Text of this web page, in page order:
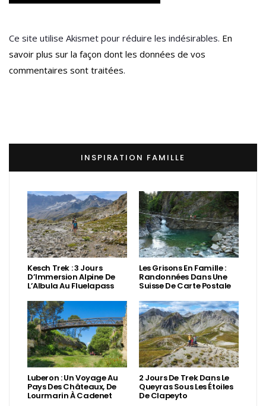
Ce site utilise Akismet pour réduire les indésirables. En
savoir plus sur la façon dont les données de vos
commentaires sont traitées.
INSPIRATION FAMILLE
Kesch Trek : 3 Jours
D’Immersion Alpine De
L’Albula Au Fluelapass
Les Grisons En Famille :
Randonnées Dans Une
Suisse De Carte Postale
Luberon : Un Voyage Au
Pays Des Châteaux, De
Lourmarin À Cadenet
2 Jours De Trek Dans Le
Queyras Sous Les Étoiles
De Clapeyto